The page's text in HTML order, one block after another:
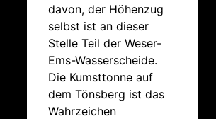
davon, der Höhenzug
selbst ist an dieser
Stelle Teil der Weser-
Ems-Wasserscheide.
Die Kumsttonne auf
dem Tönsberg ist das
Wahrzeichen